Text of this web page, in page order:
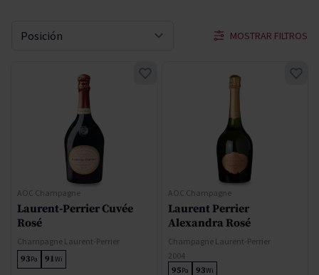
MOSTRAR FILTROS
Ordenar por
AOC Champagne
Laurent-Perrier Cuvée
Rosé
Champagne Laurent-Perrier
93Pa 91Wi
AOC Champagne
Laurent Perrier
Alexandra Rosé
Champagne Laurent-Perrier
2004
95Pa 93Wi